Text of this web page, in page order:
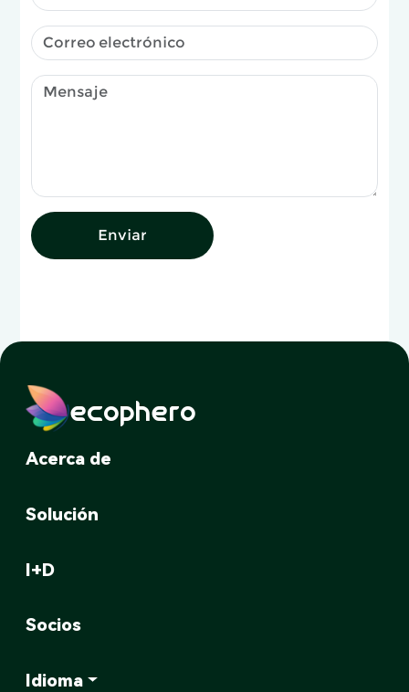
Enviar
ecophero
Acerca de
Solución
I+D
Socios
Idioma